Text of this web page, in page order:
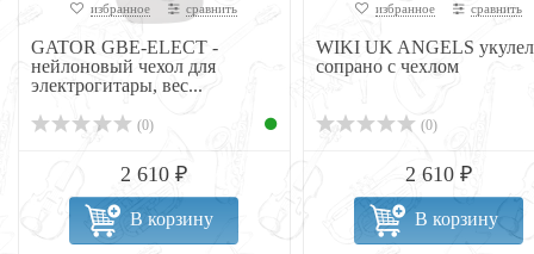
избранное сравнить
GATOR GBE-ELECT -
нейлоновый чехол для
электрогитары, вес...
(0)
2 610 ₽
В корзину
избранное сравнить
WIKI UK ANGELS
сопрано с чехлом
(0)
2 610 ₽
В корзину